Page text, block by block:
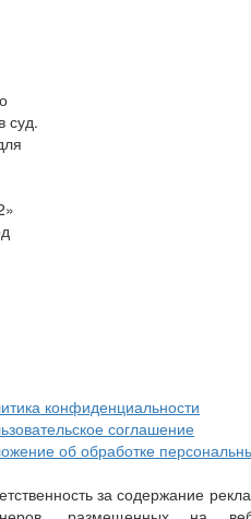
суд.
конфиденциальности
соглашение
об обработке
за содержание